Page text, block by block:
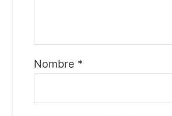
Nombre *